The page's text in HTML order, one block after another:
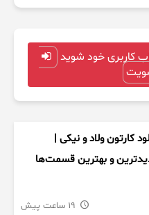
کاربری خود شوید
کارتون ولاد و نیکی |
و بهترین قسمت‌ها